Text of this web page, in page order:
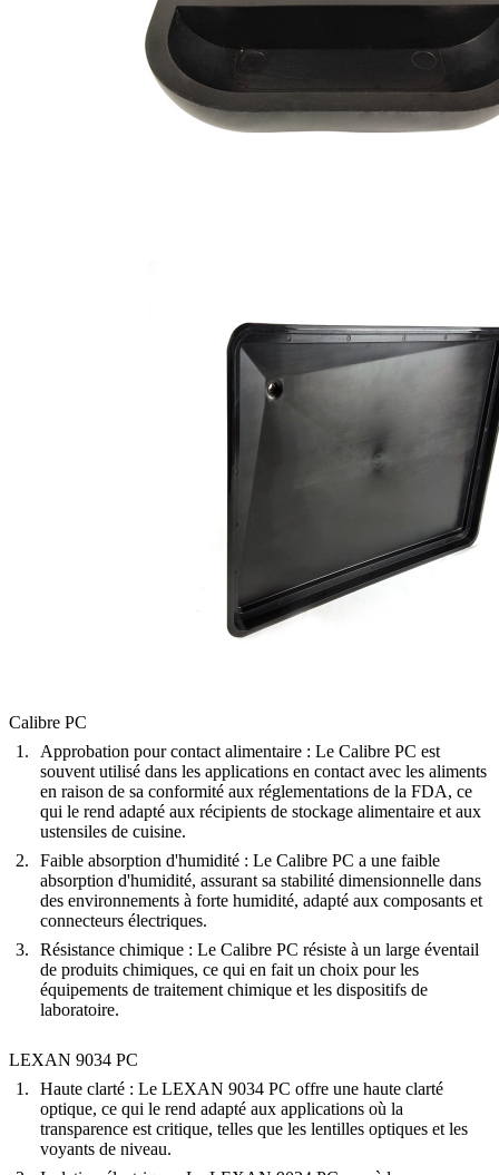
Calibre PC
Approbation pour contact alimentaire : Le Calibre PC est
souvent utilisé dans les applications en contact avec les aliments
en raison de sa conformité aux réglementations de la FDA, ce
qui le rend adapté aux récipients de stockage alimentaire et aux
ustensiles de cuisine.
Faible absorption d'humidité : Le Calibre PC a une faible
absorption d'humidité, assurant sa stabilité dimensionnelle dans
des environnements à forte humidité, adapté aux composants et
connecteurs électriques.
Résistance chimique : Le Calibre PC résiste à un large éventail
de produits chimiques, ce qui en fait un choix pour les
équipements de traitement chimique et les dispositifs de
laboratoire.
LEXAN 9034 PC
Haute clarté : Le LEXAN 9034 PC offre une haute clarté
optique, ce qui le rend adapté aux applications où la
transparence est critique, telles que les lentilles optiques et les
voyants de niveau.